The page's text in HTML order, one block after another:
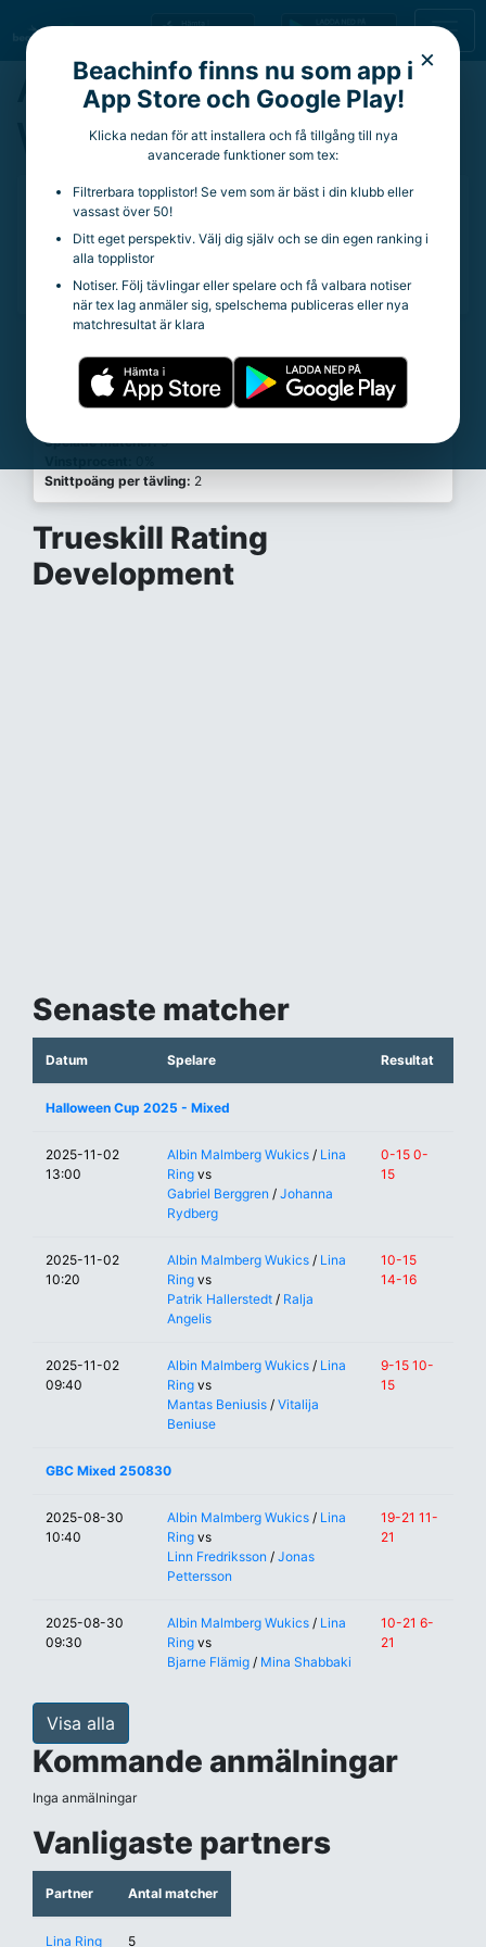
×
Beachinfo finns nu som app i
App Store och Google Play!
Klicka nedan för att installera och få tillgång till nya
avancerade funktioner som tex:
Filtrerbara topplistor! Se vem som är bäst i din klubb eller
vassast över 50!
Ditt eget perspektiv. Välj dig själv och se din egen ranking i
alla topplistor
Notiser. Följ tävlingar eller spelare och få valbara notiser
när tex lag anmäler sig, spelschema publiceras eller nya
matchresultat är klara
Albin Malmberg
Wukics
27 år
Aktuell klubb:
Göteborg BC
Aktuella rankingpoäng:
Totala rankingpoäng:0
Statistik
Spelade matcher:5
Snittpoäng per tävling: 2
Trueskill Rating
Development
Senaste matcher
Datum Spelare Resultat
Halloween Cup 2025 - Mixed
2025-11-02
13:00
Albin Malmberg Wukics / Lina
Ring vs
Gabriel Berggren / Johanna
Rydberg
0-15 0-
15
2025-11-02
10:20
Albin Malmberg Wukics / Lina
Ring vs
Patrik Hallerstedt / Ralja
Angelis
10-15
14-16
2025-11-02
09:40
Albin Malmberg Wukics / Lina
Ring vs
Mantas Beniusis / Vitalija
Beniuse
9-15 10-
15
GBC Mixed 250830
2025-08-30
10:40
Albin Malmberg Wukics / Lina
Ring vs
Linn Fredriksson / Jonas
Pettersson
19-21 11-
21
2025-08-30
09:30
Albin Malmberg Wukics / Lina
Ring vs
Bjarne Flämig / Mina Shabbaki
10-21 6-
21
Visa alla
Kommande anmälningar
Inga anmälningar
Vanligaste partners
Partner Antal matcher
Lina Ring 5